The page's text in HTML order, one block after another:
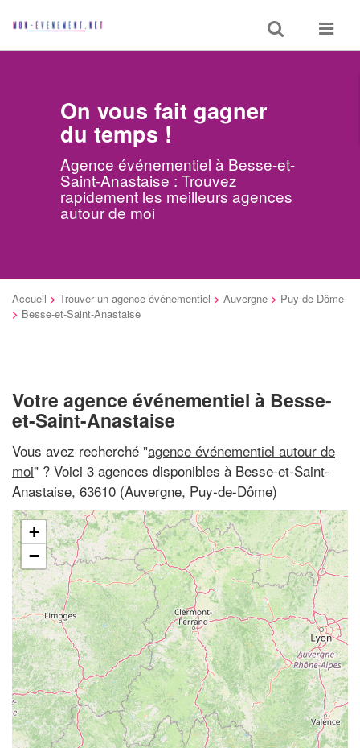
Toggle
search
Toggle
On vous fait gagner
du temps !
Agence événementiel à Besse-et-
Saint-Anastaise : Trouvez
rapidement les meilleurs agences
autour de moi
Accueil > Trouver un agence événementiel > Auvergne > Puy-de-Dôme
> Besse-et-Saint-Anastaise
Votre agence événementiel à Besse-
et-Saint-Anastaise
Vous avez recherché "agence événementiel autour de
moi" ? Voici 3 agences disponibles à Besse-et-Saint-
Anastaise, 63610 (Auvergne, Puy-de-Dôme)
+
−